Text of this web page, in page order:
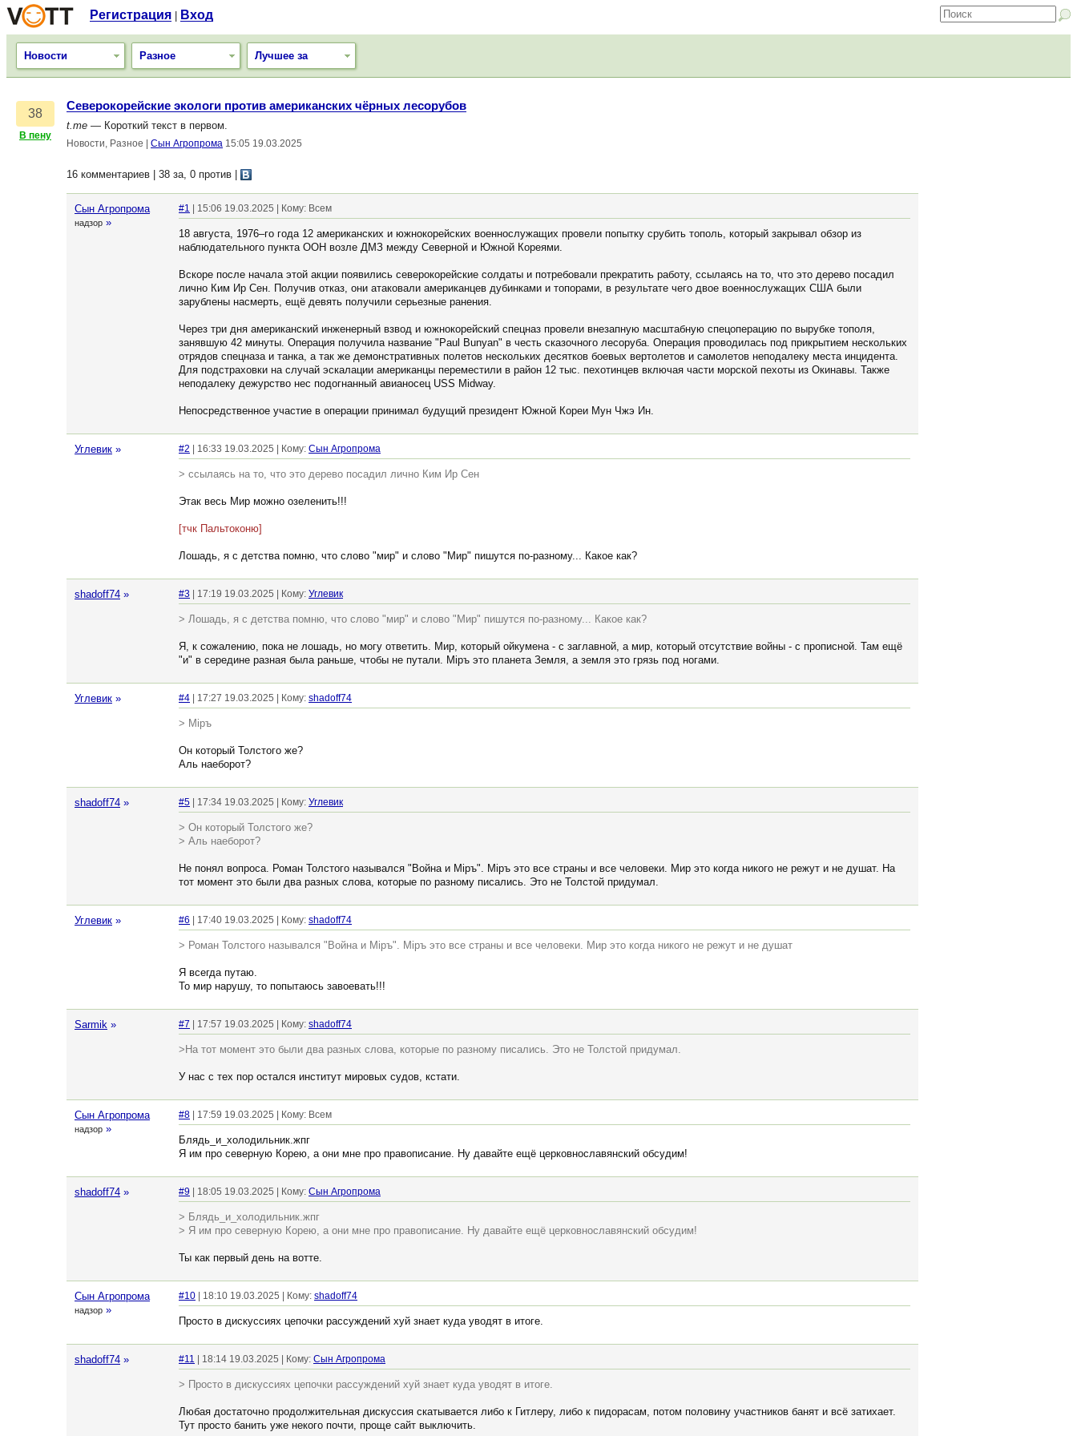
Регистрация Вход
Новости Разное Лучшее за
38
В пену
Северокорейские экологи против американских чёрных лесорубов
t.me — Короткий текст в первом.
Новости, Разное Сын Агропрома 15:05 19.03.2025
16 комментариев | 38 за, 0 против
Сын Агропрома
надзор »
#1 | 15:06 19.03.2025 | Кому: Всем
18 августа, 1976–го года 12 американских и южнокорейских военнослужащих провели попытку срубить тополь, который закрывал обзор из
наблюдательного пункта ООН возле ДМЗ между Северной и Южной Кореями.
Вскоре после начала этой акции появились северокорейские солдаты и потребовали прекратить работу, ссылаясь на то, что это дерево посадил
лично Ким Ир Сен. Получив отказ, они атаковали американцев дубинками и топорами, в результате чего двое военнослужащих США были
зарублены насмерть, ещё девять получили серьезные ранения.
Через три дня американский инженерный взвод и южнокорейский спецназ провели внезапную масштабную спецоперацию по вырубке тополя,
занявшую 42 минуты. Операция получила название "Paul Bunyan" в честь сказочного лесоруба. Операция проводилась под прикрытием нескольких
отрядов спецназа и танка, а так же демонстративных полетов нескольких десятков боевых вертолетов и самолетов неподалеку места инцидента.
Для подстраховки на случай эскалации американцы переместили в район 12 тыс. пехотинцев включая части морской пехоты из Окинавы. Также
неподалеку дежурство нес подогнанный авианосец USS Midway.
Непосредственное участие в операции принимал будущий президент Южной Кореи Мун Чжэ Ин.
Углевик » #2 | 16:33 19.03.2025 | Кому: Сын Агропрома
> ссылаясь на то, что это дерево посадил лично Ким Ир Сен
Этак весь Мир можно озеленить!!!
[тчк Пальтоконю]
Лошадь, я с детства помню, что слово "мир" и слово "Мир" пишутся по-разному... Какое как?
shadoff74 » #3 | 17:19 19.03.2025 | Кому: Углевик
> Лошадь, я с детства помню, что слово "мир" и слово "Мир" пишутся по-разному... Какое как?
Я, к сожалению, пока не лошадь, но могу ответить. Мир, который ойкумена - с заглавной, а мир, который отсутствие войны - с прописной. Там ещё
"и" в середине разная была раньше, чтобы не путали. Мiръ это планета Земля, а земля это грязь под ногами.
Углевик » #4 | 17:27 19.03.2025 | Кому: shadoff74
> Мiръ
Он который Толстого же?
Аль наеборот?
shadoff74 » #5 | 17:34 19.03.2025 | Кому: Углевик
> Он который Толстого же?
> Аль наеборот?
Не понял вопроса. Роман Толстого назывался "Война и Мiръ". Мiръ это все страны и все человеки. Мир это когда никого не режут и не душат. На
тот момент это были два разных слова, которые по разному писались. Это не Толстой придумал.
Углевик » #6 | 17:40 19.03.2025 | Кому: shadoff74
> Роман Толстого назывался "Война и Мiръ". Мiръ это все страны и все человеки. Мир это когда никого не режут и не душат
Я всегда путаю.
То мир нарушу, то попытаюсь завоевать!!!
Sarmik » #7 | 17:57 19.03.2025 | Кому: shadoff74
>На тот момент это были два разных слова, которые по разному писались. Это не Толстой придумал.
У нас с тех пор остался институт мировых судов, кстати.
Сын Агропрома
надзор »
#8 | 17:59 19.03.2025 | Кому: Всем
Блядь_и_холодильник.жпг
Я им про северную Корею, а они мне про правописание. Ну давайте ещё церковнославянский обсудим!
shadoff74 » #9 | 18:05 19.03.2025 | Кому: Сын Агропрома
> Блядь_и_холодильник.жпг
> Я им про северную Корею, а они мне про правописание. Ну давайте ещё церковнославянский обсудим!
Ты как первый день на вотте.
Сын Агропрома
надзор »
#10 | 18:10 19.03.2025 | Кому: shadoff74
Просто в дискуссиях цепочки рассуждений хуй знает куда уводят в итоге.
shadoff74 » #11 | 18:14 19.03.2025 | Кому: Сын Агропрома
> Просто в дискуссиях цепочки рассуждений хуй знает куда уводят в итоге.
Любая достаточно продолжительная дискуссия скатывается либо к Гитлеру, либо к пидорасам, потом половину участников банят и всё затихает.
Тут просто банить уже некого почти, проще сайт выключить.